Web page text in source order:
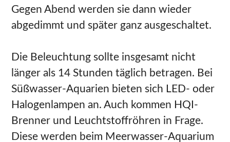
Gegen Abend werden sie dann wieder
abgedimmt und später ganz ausgeschaltet.
Die Beleuchtung sollte insgesamt nicht
länger als 14 Stunden täglich betragen. Bei
Süßwasser-Aquarien bieten sich LED- oder
Halogenlampen an. Auch kommen HQI-
Brenner und Leuchtstoffröhren in Frage.
Diese werden beim Meerwasser-Aquarium